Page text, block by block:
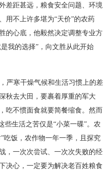
差距甚远，粮食安全问题、环境
用不上许多堪为“天价”的农药
的心底，他毅然决定调整专业方
我的选择”，向文胜从此开始
严寒干燥气候和生活习惯上的差
秋去大田，要裹着厚重的军大
吃不惯面食就要简餐缩食。然而
些生活之苦仅是“小菜一碟”。农
吃饭，农作物一年一季，且探究
，一次次尝试、一次次失败的经
决心，一定要为解决老百姓粮食